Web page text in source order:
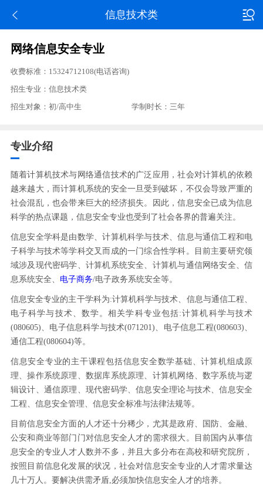
信息技术类
网络信息安全专业
收费标准：15324712108(电话咨询)
招生专业：信息技术类
招生对象：初/高中生
学制时长：三年
专业介绍
随着计算机技术与网络通信技术的广泛应用，社会对计算机的依赖
越来越大，而计算机系统的安全一旦受到破坏，不仅会导致严重的
社会混乱，也会带来巨大的经济损失。因此，信息安全已成为信息
科学的热点课题，信息安全专业也受到了社会各界的普遍关注。
信息安全学科是由数学、计算机科学与技术、信息与通信工程和电
子科学与技术等学科交叉而成的一门综合性学科。目前主要研究领
域涉及现代密码学、计算机系统安全、计算机与通信网络安全、信
息系统安全、 电子商务/电子政务系统安全等。
信息安全专业的主干学科为:计算机科学与技术、信息与通信工程、
电子科学与技术、数学。相关学科专业包括:计算机科学与技术
(080605)、电子信息科学与技术(071201)、电子信息工程(080603)、
通信工程(080604)等。
信息安全专业的主干课程包括信息安全数学基础、计算机组成原
理、操作系统原理、数据库系统原理、计算机网络、数字系统与逻
辑设计、通信原理、现代密码学、信息安全理论与技术、信息安全
工程、信息安全管理、信息安全标准与法律法规等。
目前信息安全方面的人才还十分稀少，尤其是政府、国防、金融、
公安和商业等部门门对信息安全人才的需求很大。目前国内从事信
息安全的专业人才人数并不多，并且大多分布在高校和研究院所，
按照目前信息化发展的状况，社会对信息安全专业的人才需求量达
几十万人。要解决供需矛盾,必须加快信息安全人才的培养。